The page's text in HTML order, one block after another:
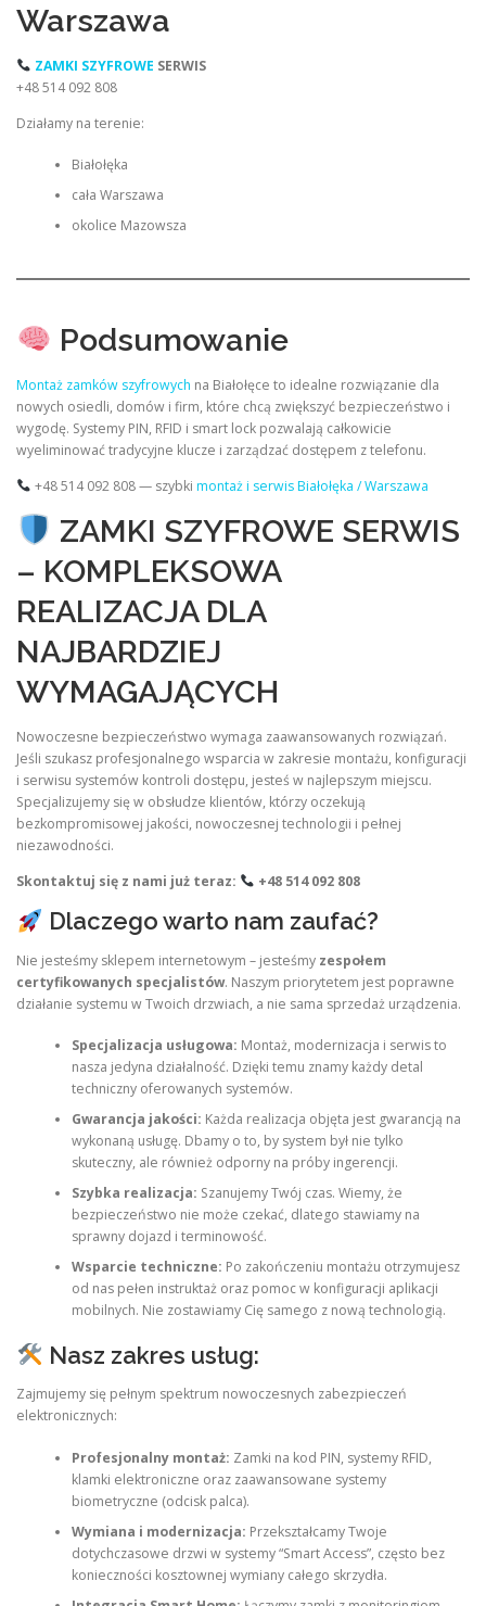
Warszawa
ZAMKI SZYFROWE SERWIS
+48 514 092 808
Działamy na terenie:
Białołęka
cała Warszawa
okolice Mazowsza
Podsumowanie
Montaż zamków szyfrowych na Białołęce to idealne rozwiązanie dla
nowych osiedli, domów i firm, które chcą zwiększyć bezpieczeństwo i
wygodę. Systemy PIN, RFID i smart lock pozwalają całkowicie
wyeliminować tradycyjne klucze i zarządzać dostępem z telefonu.
+48 514 092 808 — szybki montaż i serwis Białołęka / Warszawa
ZAMKI SZYFROWE SERWIS
– KOMPLEKSOWA
REALIZACJA DLA
NAJBARDZIEJ
WYMAGAJĄCYCH
Nowoczesne bezpieczeństwo wymaga zaawansowanych rozwiązań.
Jeśli szukasz profesjonalnego wsparcia w zakresie montażu, konfiguracji
i serwisu systemów kontroli dostępu, jesteś w najlepszym miejscu.
Specjalizujemy się w obsłudze klientów, którzy oczekują
bezkompromisowej jakości, nowoczesnej technologii i pełnej
niezawodności.
Skontaktuj się z nami już teraz:
+48 514 092 808
Dlaczego warto nam zaufać?
Nie jesteśmy sklepem internetowym – jesteśmy zespołem
certyfikowanych specjalistów. Naszym priorytetem jest poprawne
działanie systemu w Twoich drzwiach, a nie sama sprzedaż urządzenia.
Specjalizacja usługowa: Montaż, modernizacja i serwis to
nasza jedyna działalność. Dzięki temu znamy każdy detal
techniczny oferowanych systemów.
Gwarancja jakości: Każda realizacja objęta jest gwarancją na
wykonaną usługę. Dbamy o to, by system był nie tylko
skuteczny, ale również odporny na próby ingerencji.
Szybka realizacja: Szanujemy Twój czas. Wiemy, że
bezpieczeństwo nie może czekać, dlatego stawiamy na
sprawny dojazd i terminowość.
Wsparcie techniczne: Po zakończeniu montażu otrzymujesz
od nas pełen instruktaż oraz pomoc w konfiguracji aplikacji
mobilnych. Nie zostawiamy Cię samego z nową technologią.
Nasz zakres usług:
Zajmujemy się pełnym spektrum nowoczesnych zabezpieczeń
elektronicznych:
Profesjonalny montaż: Zamki na kod PIN, systemy RFID,
klamki elektroniczne oraz zaawansowane systemy
biometryczne (odcisk palca).
Wymiana i modernizacja: Przekształcamy Twoje
dotychczasowe drzwi w systemy “Smart Access”, często bez
konieczności kosztownej wymiany całego skrzydła.